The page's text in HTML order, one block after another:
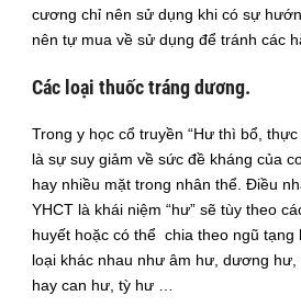
cương chỉ nên sử dụng khi có sự
nên tự mua về sử dụng để tránh các
Các loại thuốc tráng dương.
Trong y học cổ truyền “Hư thì bổ, thực
là sự suy giảm về sức đề kháng của
hay nhiều mặt trong nhân thể. Điều
YHCT là khái niệm “hư” sẽ tùy theo
huyết hoặc có thể chia theo ngũ tạng
loại khác nhau như âm hư, dương
hay can hư, tỳ hư …